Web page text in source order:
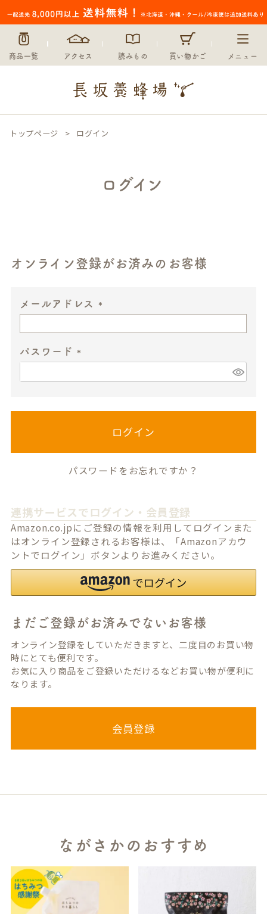
商品一覧 アクセス 読みもの 買い物かご メニュー
トップページ ログイン
ログイン
オンライン登録がお済みのお客様
メールアドレス
パスワード
必
ログイン
パスワードをお忘れですか？
連携サービスでログイン・会員登録
Amazon.co.jpにご登録の情報を利用してログインまた
はオンライン登録されるお客様は、「Amazonアカウ
ントでログイン」ボタンよりお進みください。
まだご登録がお済みでないお客様
オンライン登録をしていただきますと、二度目のお買い物
時にとても便利です。
お気に入り商品をご登録いただけるなどお買い物が便利に
なります。
会員登録
ながさかのおすすめ